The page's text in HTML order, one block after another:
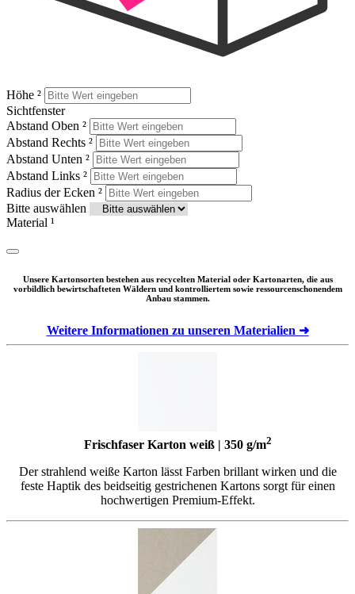
Höhe ²
Sichtfenster
Abstand Oben ²
Abstand Rechts ²
Abstand Unten ²
Abstand Links ²
Radius der Ecken ²
Bitte auswählen
Material ¹
Unsere Kartonsorten bestehen aus recycelten Material oder Kartonarten, die aus
vorbildlich bewirtschafteten Wäldern und kontrolliertem sowie ressourcenschonendem
Anbau stammen.
Weitere Informationen zu unseren Materialien ➜
Frischfaser Karton weiß | 350 g/m2
Der strahlend weiße Karton lässt Farben brillant wirken und die
feste Haptik des beidseitig gestrichenen Kartons sorgt für einen
hochwertigen Premium-Effekt.